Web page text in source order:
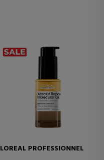
LOREAL PROFESSIONNEL